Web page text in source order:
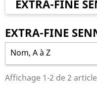
EXTRA-FINE
EXTRA-FINE
Nom, A à Z
Affichage 1-2 de 2